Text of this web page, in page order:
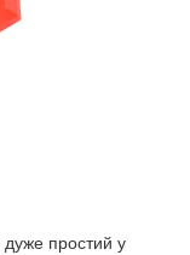
дуже простий у